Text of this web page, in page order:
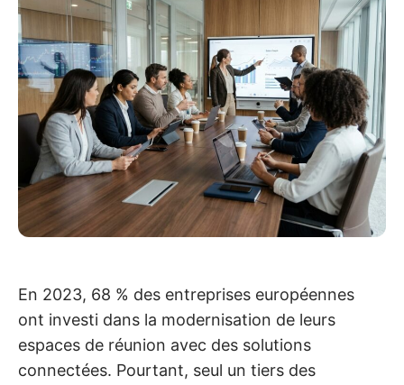
En 2023, 68 % des entreprises européennes
ont investi dans la modernisation de leurs
espaces de réunion avec des solutions
connectées. Pourtant, seul un tiers des